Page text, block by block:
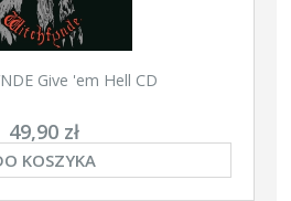
Give 'em Hell CD
49,90 zł
KOSZYKA